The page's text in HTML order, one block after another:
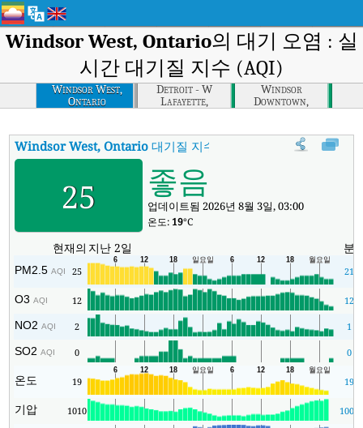
Windsor West, Ontario의 대기 오염 : 실
시간 대기질 지수 (AQI)
Windsor West,
Ontario
Detroit - W
Lafayette,
Michigan
Windsor
Downtown,
Ontario
Windsor West, Ontario 대기질 지수 Windsor West, Ontario실시간
25 좋음
업데이트됨 2026년 8월 3일, 03:00
온도: 19°C
현재의 지난 2일 분
PM2.5AQI 25 21
O3AQI 12 12
NO2AQI 2 1
SO2AQI 0 0
온도 19 19
기압 1010 1006